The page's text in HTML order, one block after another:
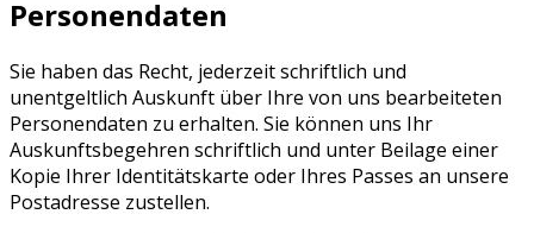
Personendaten
Sie haben das Recht, jederzeit schriftlich und
unentgeltlich Auskunft über Ihre von uns bearbeiteten
Personendaten zu erhalten. Sie können uns Ihr
Auskunftsbegehren schriftlich und unter Beilage einer
Kopie Ihrer Identitätskarte oder Ihres Passes an unsere
Postadresse zustellen.